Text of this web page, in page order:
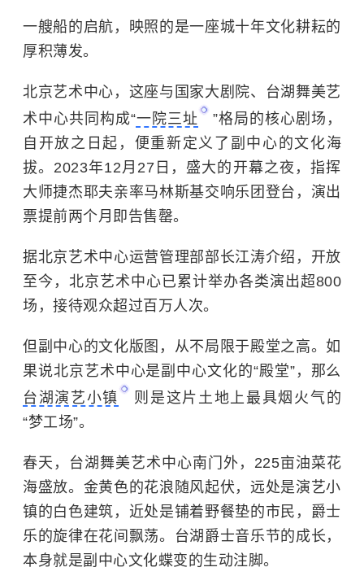
一艘船的启航，映照的是一座城十年文化耕耘的
厚积薄发。
北京艺术中心，这座与国家大剧院、台湖舞美艺
术中心共同构成“一院三址
”格局的核心剧场，
自开放之日起，便重新定义了副中心的文化海
拔。2023年12月27日，盛大的开幕之夜，指挥
大师捷杰耶夫亲率马林斯基交响乐团登台，演出
票提前两个月即告售罄。
据北京艺术中心运营管理部部长江涛介绍，开放
至今，北京艺术中心已累计举办各类演出超800
场，接待观众超过百万人次。
但副中心的文化版图，从不局限于殿堂之高。如
果说北京艺术中心是副中心文化的“殿堂”，那么
台湖演艺小镇
则是这片土地上最具烟火气的
“梦工场”。
春天，台湖舞美艺术中心南门外，225亩油菜花
海盛放。金黄色的花浪随风起伏，远处是演艺小
镇的白色建筑，近处是铺着野餐垫的市民，爵士
乐的旋律在花间飘荡。台湖爵士音乐节的成长，
本身就是副中心文化蝶变的生动注脚。